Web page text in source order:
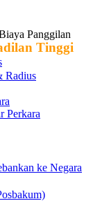
Panggilan
Radius
Perkara
ke Negara
Tinggi